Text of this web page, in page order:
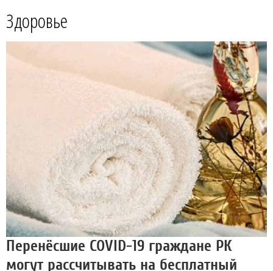
Здоровье
Перенёсшие COVID-19 граждане РК
могут рассчитывать на бесплатный